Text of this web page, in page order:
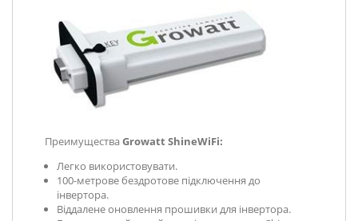
ПреимуществаGrowatt ShineWiFi:
Легко використовувати.
100-метрове бездротове підключення до
інвертора.
Віддалене оновлення прошивки для інвертора.